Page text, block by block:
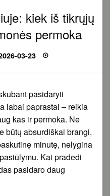
kiek iš tikrųjų
permoka
03-23
pasidaryti
labai paprastai – reikia
kas ir permoka. Ne
būtų absurdiškai brangi,
minutę, nelygina
Kai pradedi
pasidaro daug